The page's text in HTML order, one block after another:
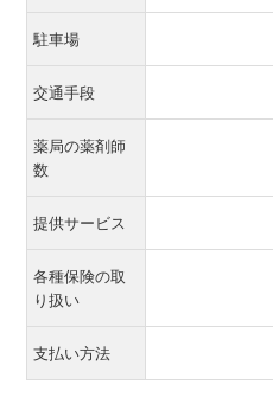
駐車場
交通手段
薬局の薬剤師
数
提供サービス
各種保険の取
り扱い
支払い方法